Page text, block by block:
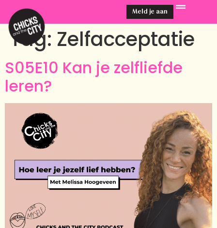
Meld je aan
Tag: Zelfacceptatie
S05E10 Kan je zelfliefde
leren?